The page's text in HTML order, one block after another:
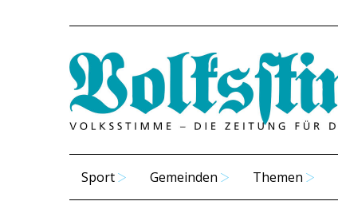
Sport Gemeinden Themen